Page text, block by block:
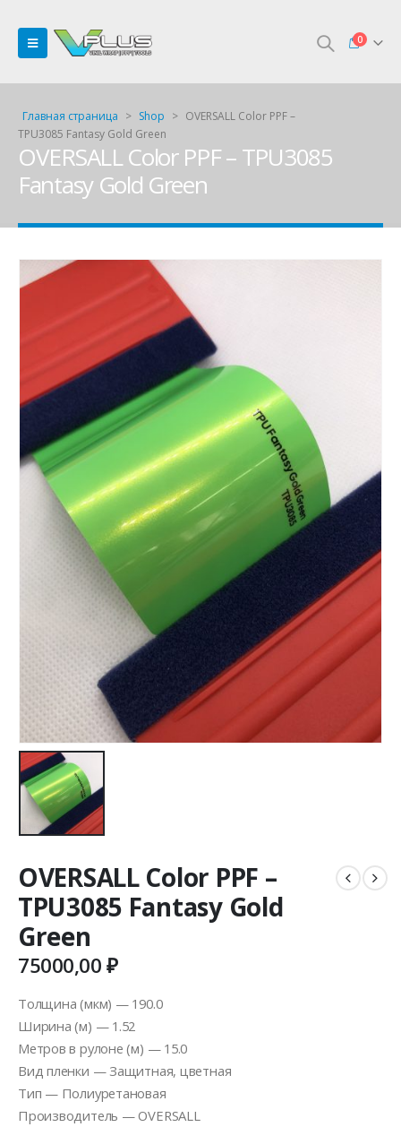
0
Главная страница > Shop > OVERSALL Color PPF –
TPU3085 Fantasy Gold Green
OVERSALL Color PPF – TPU3085
Fantasy Gold Green
OVERSALL Color PPF –
TPU3085 Fantasy Gold
Green
75000,00₽
Толщина (мкм) — 190.0
Ширина (м) — 1.52
Метров в рулоне (м) — 15.0
Вид пленки — Защитная, цветная
Тип — Полиуретановая
Производитель — OVERSALL